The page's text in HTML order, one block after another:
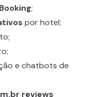
;
por hotel;
e chatbots de
reviews